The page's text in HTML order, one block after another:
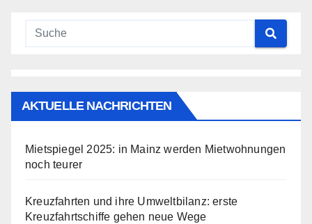
AKTUELLE NACHRICHTEN
Mietspiegel 2025: in Mainz werden Mietwohnungen
noch teurer
Kreuzfahrten und ihre Umweltbilanz: erste
Kreuzfahrtschiffe gehen neue Wege